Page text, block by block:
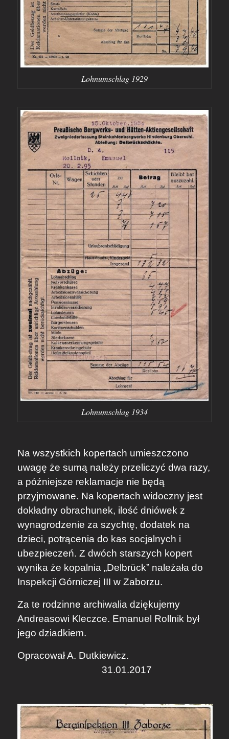
Lohnumschlag 1929
Lohnumschlag 1934
Na wszystkich kopertach umieszczono
uwagę że sumą należy przeliczyć dwa razy,
a późniejsze reklamacje nie będą
przyjmowane. Na kopertach widoczny jest
dokładny obrachunek, ilość dniówek z
wynagrodzenie za szychtę, dodatek na
dzieci, potrącenia do kas socjalnych i
ubezpieczeń. Z dwóch starszych kopert
wynika że kopalnia „Delbrück” należała do
Inspekcji Górniczej III w Zaborzu.
​Za te rodzinne archiwalia dziękujemy
Andreasowi Kleczce. Emanuel Rollnik był
jego dziadkiem.
Opracował A. Dutkiewicz.
31.01.2017